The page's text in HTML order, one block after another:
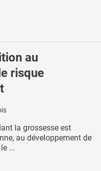
au
risque
la grossesse est
au développement de
...